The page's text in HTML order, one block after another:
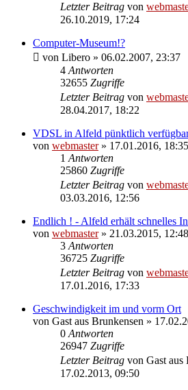
Letzter Beitrag von
26.10.2019, 17:24
Computer-Museum!?
von Libero » 06.02.2007, 23:37
4 Antworten
32655 Zugriffe
Letzter Beitrag von
28.04.2017, 18:22
VDSL in Alfeld pünktlich
von webmaster» 17.01.2016, 18:35
1 Antworten
25860 Zugriffe
Letzter Beitrag von
03.03.2016, 12:56
Endlich ! - Alfeld erhält schnelles
von webmaster» 21.03.2015, 12:48
3 Antworten
36725 Zugriffe
Letzter Beitrag von
17.01.2016, 17:33
Geschwindigkeit im und vorm Ort
von Gast aus Brunkensen »
0 Antworten
26947 Zugriffe
Letzter Beitrag von Gast aus
17.02.2013, 09:50